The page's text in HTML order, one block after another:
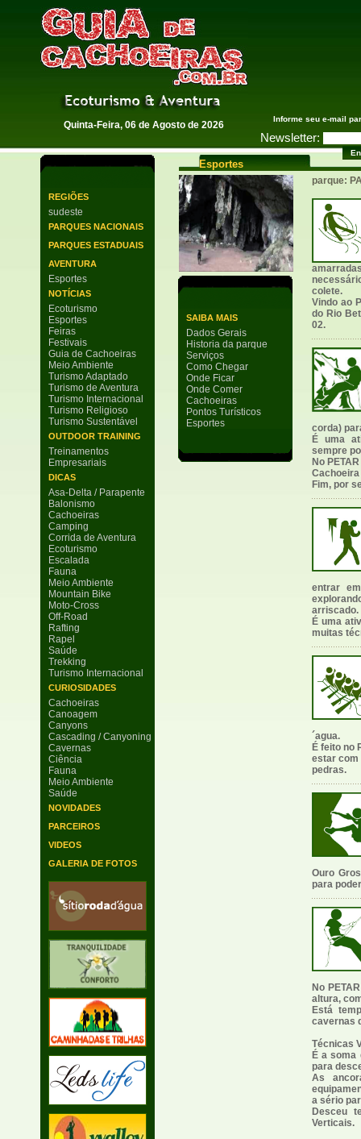
Guia de Cachoeiras
Quinta-Feira, 06 de Agosto de 2026
Informe seu e-mail
Newsletter:
REGIÕES
sudeste
PARQUES NACIONAIS
PARQUES ESTADUAIS
AVENTURA
Esportes
NOTÍCIAS
Ecoturismo
Esportes
Feiras
Festivais
Guia de Cachoeiras
Meio Ambiente
Turismo Adaptado
Turismo de Aventura
Turismo Internacional
Turismo Religioso
Turismo Sustentável
OUTDOOR TRAINING
Treinamentos
Empresariais
DICAS
Asa-Delta / Parapente
Balonismo
Cachoeiras
Camping
Corrida de Aventura
Ecoturismo
Escalada
Fauna
Meio Ambiente
Mountain Bike
Moto-Cross
Off-Road
Rafting
Rapel
Saúde
Trekking
Turismo Internacional
CURIOSIDADES
Cachoeiras
Canoagem
Canyons
Cascading / Canyoning
Cavernas
Ciência
Fauna
Meio Ambiente
Saúde
NOVIDADES
PARCEIROS
VIDEOS
GALERIA DE FOTOS
Esportes
parque:
colete.
Vindo ao
do Rio
02.
corda)
É uma
sempre
No
Fim, por
entrar
arriscado.
É uma
muitas
´agua.
É feito no
estar com
pedras.
Ouro
para
No
altura,
Está
cavernas
Técnicas
É a soma
para
As
a sério
Desceu
Verticais.
SAIBA MAIS
Dados Gerais
Historia da parque
Serviços
Como Chegar
Onde Ficar
Onde Comer
Cachoeiras
Pontos Turísticos
Esportes